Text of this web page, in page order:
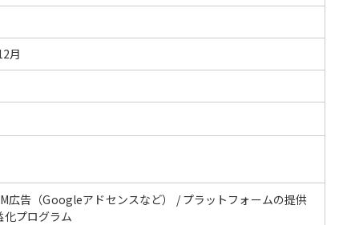
月
広告（Googleアドセンスなど） / プラットフォームの提供
化プログラム